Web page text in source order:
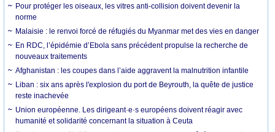
Pour protéger les oiseaux, les vitres anti-collision doivent devenir la
norme
Malaisie : le renvoi forcé de réfugiés du Myanmar met des vies en danger
En RDC, l’épidémie d’Ebola sans précédent propulse la recherche de
nouveaux traitements
Afghanistan : les coupes dans l’aide aggravent la malnutrition infantile
Liban : six ans après l'explosion du port de Beyrouth, la quête de justice
reste inachevée
Union européenne. Les dirigeant·e·s européens doivent réagir avec
humanité et solidarité concernant la situation à Ceuta